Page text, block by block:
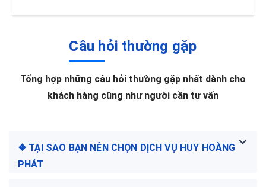
Câu hỏi thường gặp
Tổng hợp những câu hỏi thường gặp nhất dành cho
khách hàng cũng như người cần tư vấn
❖ TẠI SAO BẠN NÊN CHỌN DỊCH VỤ HUY HOÀNG
PHÁT